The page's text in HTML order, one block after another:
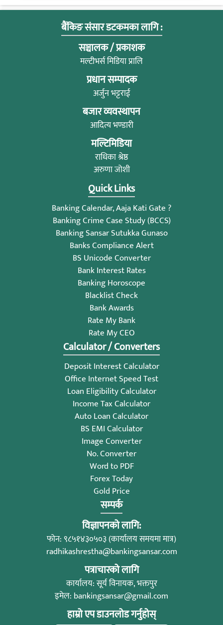
बैंकिङ संसार डटकमका लागि :
सञ्चालक / प्रकाशक
मल्टीभर्स मिडिया प्रालि
प्रधान सम्पादक
अर्जुन भट्टराई
बजार व्यवस्थापन
आदित्य भण्डारी
मल्टिमिडिया
राधिका श्रेष्ठ
अरुणा जोशी
Quick Links
Banking Calendar, Aaja Kati Gate ?
Banking Crime Case Study (BCCS)
Banking Sansar Sutukka Gunaso
Banks Compliance Alert
BS Unicode Converter
Bank Interest Rates
Banking Horoscope
Blacklist Check
Bank Awards
Rate My Bank
Rate My CEO
Calculator / Converters
Deposit Interest Calculator
Office Internet Speed Test
Loan Eligibility Calculator
Income Tax Calculator
Auto Loan Calculator
BS EMI Calculator
Image Converter
No. Converter
Word to PDF
Forex Today
Gold Price
सम्पर्क
विज्ञापनको लागि:
फोन: ९८५१४३०५०३ (कार्यालय समयमा मात्र)
radhikashrestha@bankingsansar.com
पत्राचारको लागि
कार्यालय: सूर्य विनायक, भक्तपुर
इमेल: bankingsansar@gmail.com
हाम्रो एप डाउनलोड गर्नुहोस्